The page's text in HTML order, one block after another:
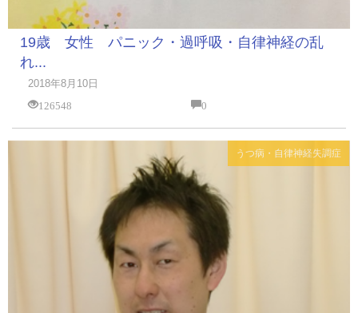
19歳 女性 パニック・過呼吸・自律神経の乱
れ...
2018年8月10日
126548
0
うつ病・自律神経失調症